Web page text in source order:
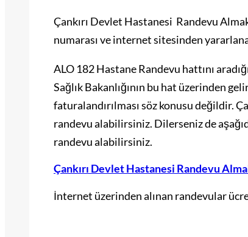
Çankırı Devlet Hastanesi Randevu
numarası ve internet sitesinden
ALO 182 Hastane Randevu hattını
Sağlık Bakanlığının bu hat üzerinden
faturalandırılması söz konusu değildir.
randevu alabilirsiniz. Dilerseniz de
randevu alabilirsiniz.
Çankırı Devlet Hastanesi Randevu
İnternet üzerinden alınan randevular